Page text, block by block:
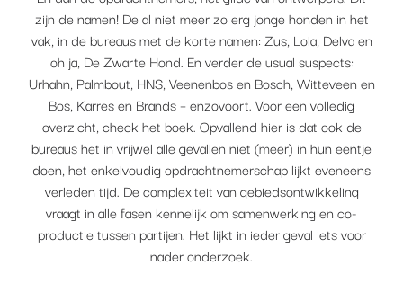
zijn de namen! De al niet meer zo erg jonge honden in het
vak, in de bureaus met de korte namen: Zus, Lola, Delva en
oh ja, De Zwarte Hond. En verder de usual suspects:
Urhahn, Palmbout, HNS, Veenenbos en Bosch, Witteveen en
Bos, Karres en Brands – enzovoort. Voor een volledig
overzicht, check het boek. Opvallend hier is dat ook de
bureaus het in vrijwel alle gevallen niet (meer) in hun eentje
doen, het enkelvoudig opdrachtnemerschap lijkt eveneens
verleden tijd. De complexiteit van gebiedsontwikkeling
vraagt in alle fasen kennelijk om samenwerking en co-
productie tussen partijen. Het lijkt in ieder geval iets voor
nader onderzoek.